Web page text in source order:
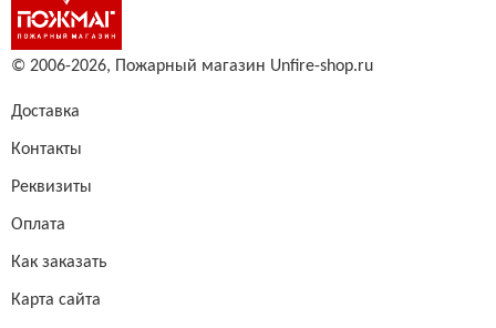
© 2006-2026, Пожарный магазин Unfire-shop.ru
Доставка
Контакты
Реквизиты
Оплата
Как заказать
Карта сайта